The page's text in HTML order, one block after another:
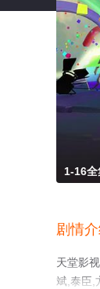
1-16
剧情
天堂影
斌,泰臣,